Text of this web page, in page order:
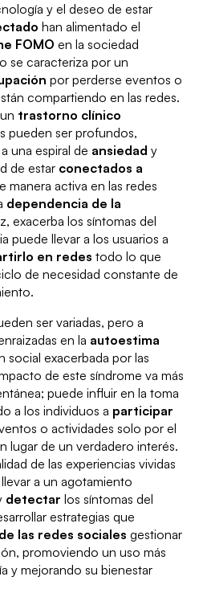
y el deseo de estar
han alimentado el
FOMO en la sociedad
se caracteriza por un
por perderse eventos o
compartiendo en las redes.
trastorno clínico
pueden ser profundos,
una espiral de ansiedad y
de estar conectados a
manera activa en las redes
dependencia de la
exacerba los síntomas del
puede llevar a los usuarios a
en redes todo lo que
de necesidad constante de
ser variadas, pero a
en la autoestima
social exacerbada por las
de este síndrome va más
puede influir en la toma
a los individuos a participar
o actividades solo por el
lugar de un verdadero interés.
de las experiencias vividas
a un agotamiento
detectar los síntomas del
estrategias que
las redes sociales gestionar
promoviendo un uso más
y mejorando su bienestar